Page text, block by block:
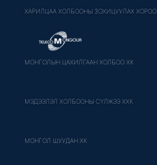
ХАРИЛЦАА ХОЛБООНЫ ЗОХИЦУУЛАХ ХОРОО
МОНГОЛЫН ЦАХИЛГААН ХОЛБОО ХК
МЭДЭЭЛЭЛ ХОЛБООНЫ СҮЛЖЭЭ ХХК
МОНГОЛ ШУУДАН ХК